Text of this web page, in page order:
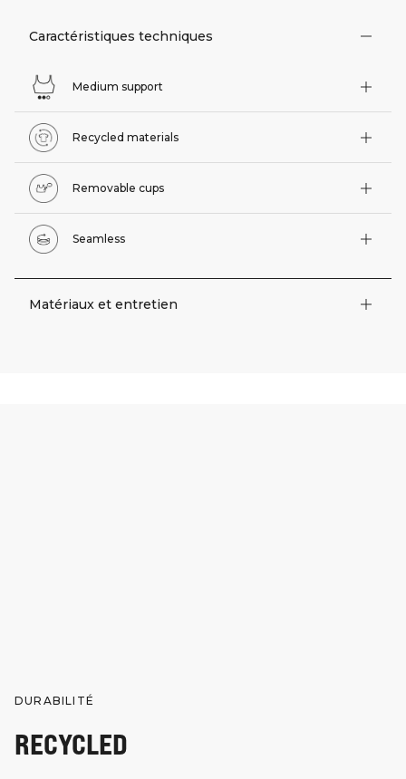
Caractéristiques techniques
Medium support
Recycled materials
Removable cups
Seamless
Matériaux et entretien
DURABILITÉ
RECYCLED